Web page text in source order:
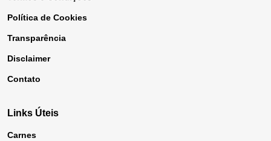
Política de Cookies
Transparência
Disclaimer
Contato
Links Úteis
Carnes